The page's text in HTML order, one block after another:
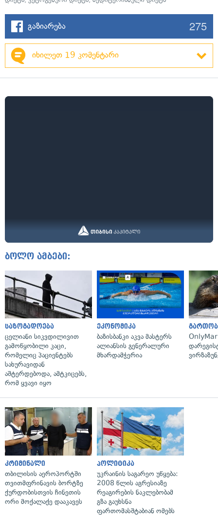
გაზიარება 275
იხილეთ 19 კომენტარი
ბოლო ამბები:
საზოგადოება
ცელიანი სიკვდილივით
გამოწყობილი კაცი,
რომელიც პაციენტებს
სახურავიდან
აშტერდებოდა, ამტკიცებს,
რომ ყვავი იყო
ეკონომიკა
ბაზისბანკი აკვა მასტერს
ალიანსის გენერალური
მხარდამჭერია
კრიმინალი
თბილისის აეროპორტში
თვითმფრინავის ბორტზე
ქურდობისთვის ჩინეთის
ორი მოქალაქე დააკავეს
პოლიტიკა
უკრაინის საგარეო უწყება:
2008 წლის აგრესიაზე
რეაგირების ნაკლებობამ
გზა გაუხსნა
ფართომასშტაბიან ომებს